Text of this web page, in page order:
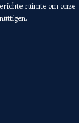
ruimte om onze